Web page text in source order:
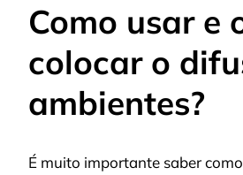
Como usar e
colocar o
ambientes?
É muito importante saber